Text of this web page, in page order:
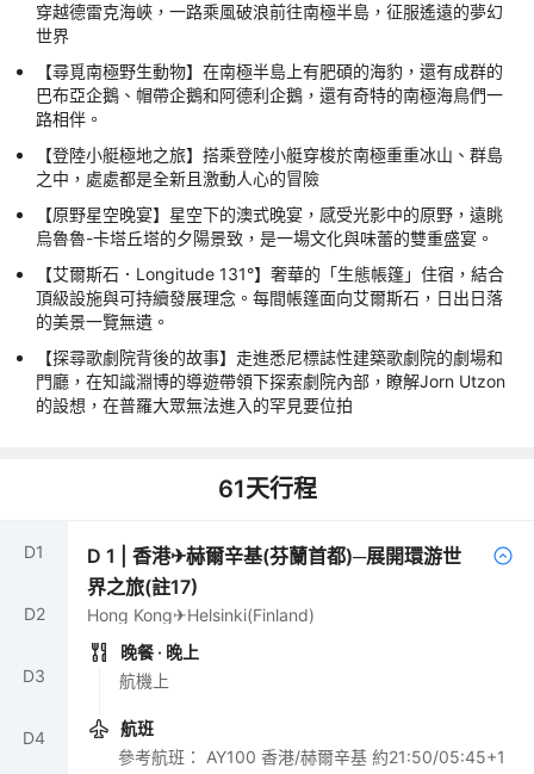
穿越德雷克海峽，一路乘風破浪前往南極半島，征服遙遠的夢幻
世界
【尋覓南極野生動物】在南極半島上有肥碩的海豹，還有成群的
巴布亞企鵝、帽帶企鵝和阿德利企鵝，還有奇特的南極海鳥們一
路相伴。
【登陸小艇極地之旅】搭乘登陸小艇穿梭於南極重重冰山、群島
之中，處處都是全新且激動人心的冒險
【原野星空晚宴】星空下的澳式晚宴，感受光影中的原野，遠眺
烏魯魯-卡塔丘塔的夕陽景致，是一場文化與味蕾的雙重盛宴。
【艾爾斯石．Longitude 131°】奢華的「生態帳篷」住宿，結合
頂級設施與可持續發展理念。每間帳篷面向艾爾斯石，日出日落
的美景一覽無遺。
【探尋歌劇院背後的故事】走進悉尼標誌性建築歌劇院的劇場和
門廳，在知識淵博的導遊帶領下探索劇院內部，瞭解Jorn Utzon
的設想，在普羅大眾無法進入的罕見要位拍
61天行程
D1
D2
D3
D4
D1 |香港✈赫爾辛基(芬蘭首都)─展開環游世
界之旅(註17)
Hong Kong✈Helsinki(Finland)
晚餐 · 晚上
航機上
航班
參考航班： AY100 香港/赫爾辛基 約21:50/05:45+1